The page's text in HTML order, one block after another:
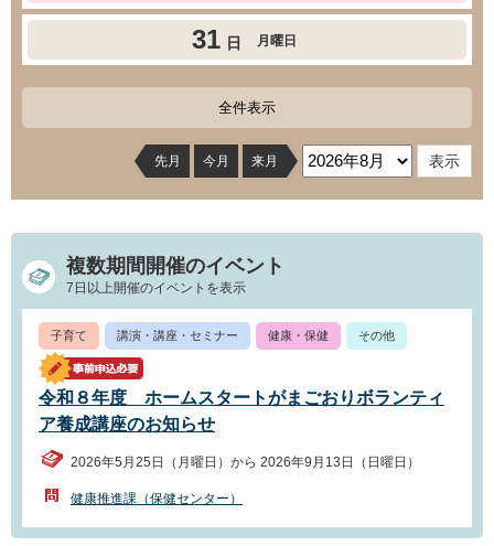
31 日 月曜日
全件表示
先月 今月 来月
複数期間開催のイベント
7日以上開催のイベントを表示
子育て 講演・講座・セミナー 健康・保健 その他
令和８年度 ホームスタートがまごおりボランティ
ア養成講座のお知らせ
2026年5月25日（月曜日）から 2026年9月13日（日曜日）
健康推進課（保健センター）